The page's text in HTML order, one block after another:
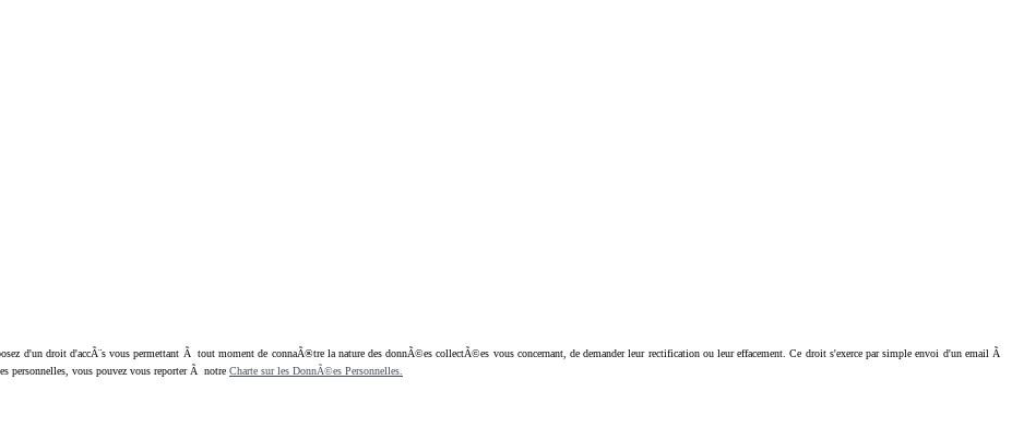
d'un droit d'accÃ¨s vous permettant Ã tout moment de connaÃ®tre la nature des donnÃ©es collectÃ©es vous concernant, de demander leur rectification ou leur effacement. Ce droit s'exerce par simple envoi d'un email Ã
personnelles, vous pouvez vous reporter Ã notre Charte sur les DonnÃ©es Personnelles.